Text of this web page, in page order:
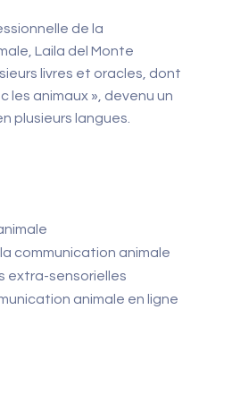
de la
Laila del Monte
livres et oracles, dont
les animaux », devenu un
plusieurs langues.
communication animale
extra-sensorielles
animale en ligne